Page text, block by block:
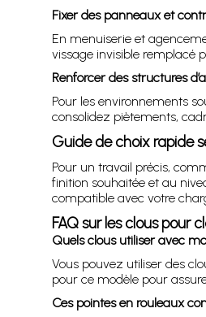
Fixer des panneaux et
En menuiserie et
vissage invisible remplacé
Renforcer des structures
Pour les environnements
consolidez piètements,
Guide de choix rapide
Pour un travail précis,
finition souhaitée et au
compatible avec votre
FAQ sur les clous pour
Quels clous utiliser avec
Vous pouvez utiliser des
pour ce modèle pour
Ces pointes en rouleaux